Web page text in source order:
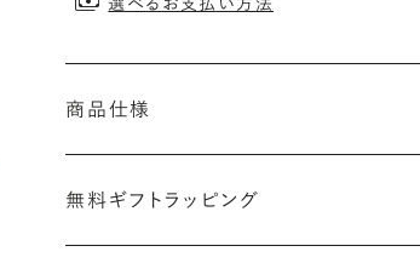
商品仕様
無料ギフトラッピング